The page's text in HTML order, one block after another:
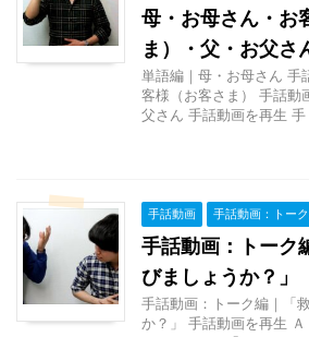
母・お母さん・お
ま）・父・お父さ
単語編｜母・お母さん 手
客様（お客さま） 手話動
父さん 手話動画を再生
手話動画 手話動画：トー
手話動画：トーク
びましょうか？」
手話動画：トーク編｜「
か？」 手話動画を再生 Ａ